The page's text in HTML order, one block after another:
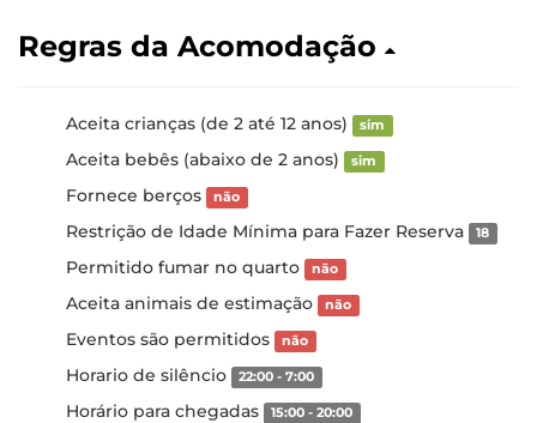
Regras da Acomodação
Aceita crianças (de 2 até 12 anos) sim
Aceita bebês (abaixo de 2 anos) sim
Fornece berços não
Restrição de Idade Mínima para Fazer Reserva 18
Permitido fumar no quarto não
Aceita animais de estimação não
Eventos são permitidos não
Horario de silêncio 22:00 - 7:00
Horário para chegadas 15:00 - 20:00